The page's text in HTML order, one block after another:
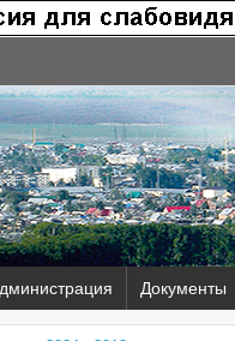
Документы